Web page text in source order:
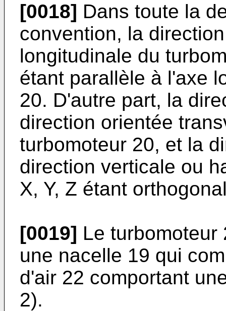
[0018] Dans toute la
convention, la
longitudinale du
étant parallèle à l'axe
20. D'autre part, la
direction orientée
turbomoteur 20, et la
direction verticale ou
X, Y, Z étant
[0019] Le turbomoteur
une nacelle 19 qui
d'air 22 comportant
2).